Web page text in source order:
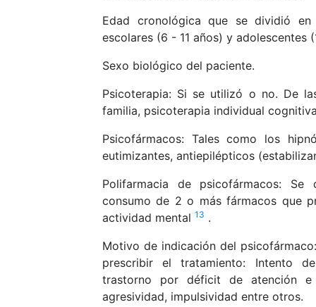
Edad cronológica que se dividió en
escolares (6 - 11 años) y adolescentes
Sexo biológico del paciente.
Psicoterapia: Si se utilizó o no. De
familia, psicoterapia individual
Psicofármacos: Tales como los
eutimizantes, antiepilépticos
Polifarmacia de psicofármacos:
consumo de 2 o más fármacos que
actividad mental 13 .
Motivo de indicación del
prescribir el tratamiento: Intento
trastorno por déficit de atención e
agresividad, impulsividad entre otros.